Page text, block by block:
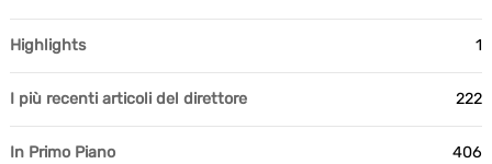
Highlights 1
I più recenti articoli del direttore 222
In Primo Piano 406